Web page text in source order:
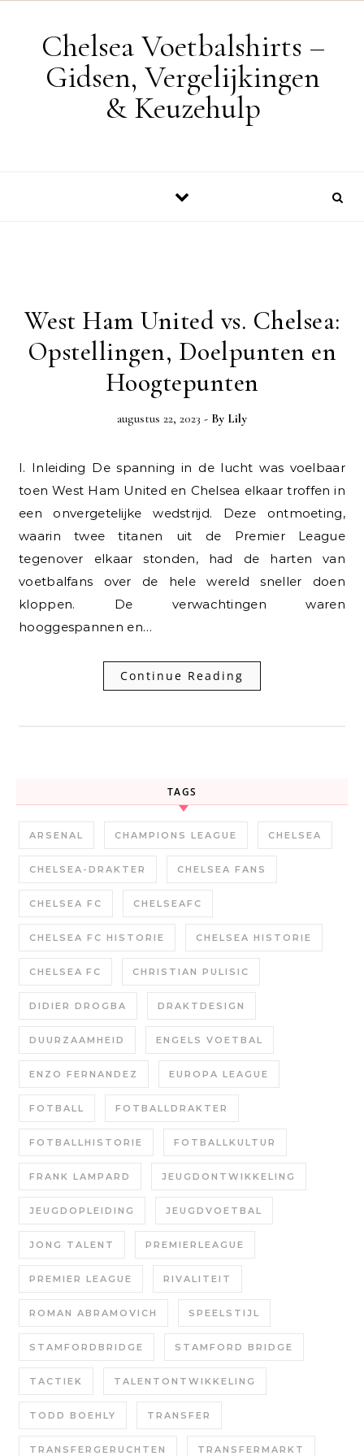
Chelsea Voetbalshirts –
Gidsen, Vergelijkingen
& Keuzehulp
West Ham United vs. Chelsea:
Opstellingen, Doelpunten en
Hoogtepunten
augustus 22, 2023 - By Lily
I. Inleiding De spanning in de lucht was voelbaar
toen West Ham United en Chelsea elkaar troffen in
een onvergetelijke wedstrijd. Deze ontmoeting,
waarin twee titanen uit de Premier League
tegenover elkaar stonden, had de harten van
voetbalfans over de hele wereld sneller doen
kloppen. De verwachtingen waren
hooggespannen en…
Continue Reading
TAGS
ARSENAL CHAMPIONS LEAGUE CHELSEA
CHELSEA-DRAKTER CHELSEA FANS
CHELSEA FC CHELSEAFC
CHELSEA FC HISTORIE CHELSEA HISTORIE
CHELSEA FC CHRISTIAN PULISIC
DIDIER DROGBA DRAKTDESIGN
DUURZAAMHEID ENGELS VOETBAL
ENZO FERNANDEZ EUROPA LEAGUE
FOTBALL FOTBALLDRAKTER
FOTBALLHISTORIE FOTBALLKULTUR
FRANK LAMPARD JEUGDONTWIKKELING
JEUGDOPLEIDING JEUGDVOETBAL
JONG TALENT PREMIERLEAGUE
PREMIER LEAGUE RIVALITEIT
ROMAN ABRAMOVICH SPEELSTIJL
STAMFORDBRIDGE STAMFORD BRIDGE
TACTIEK TALENTONTWIKKELING
TODD BOEHLY TRANSFER
TRANSFERGERUCHTEN TRANSFERMARKT